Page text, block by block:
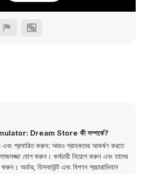
Dream Store কী সম্পর্কে?
প্রসারিত করুন: আরও গ্রাহকদের আকর্ষণ করতে
যোগ করুন। কর্মচারী নিয়োগ করুন এবং তাদের
করুন। অর্ডার, ডিসকাউন্ট এবং বিপণন প্রচারাভিযান